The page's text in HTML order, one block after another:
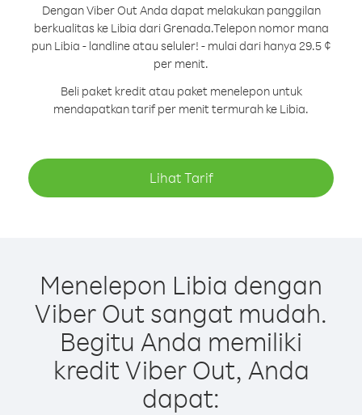
Dengan Viber Out Anda dapat melakukan panggilan
berkualitas ke Libia dari Grenada.Telepon nomor mana
pun Libia - landline atau seluler! - mulai dari hanya 29.5 ¢
per menit.
Beli paket kredit atau paket menelepon untuk
mendapatkan tarif per menit termurah ke Libia.
Lihat Tarif
Menelepon Libia dengan
Viber Out sangat mudah.
Begitu Anda memiliki
kredit Viber Out, Anda
dapat: